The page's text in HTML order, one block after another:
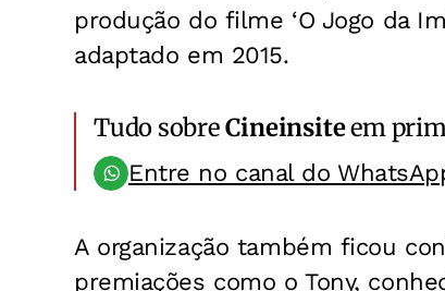
produção do filme ‘O Jogo da
adaptado em 2015.
Tudo sobreCineinsiteem
Entre no canal do
A organização também ficou
premiações como o Tony,